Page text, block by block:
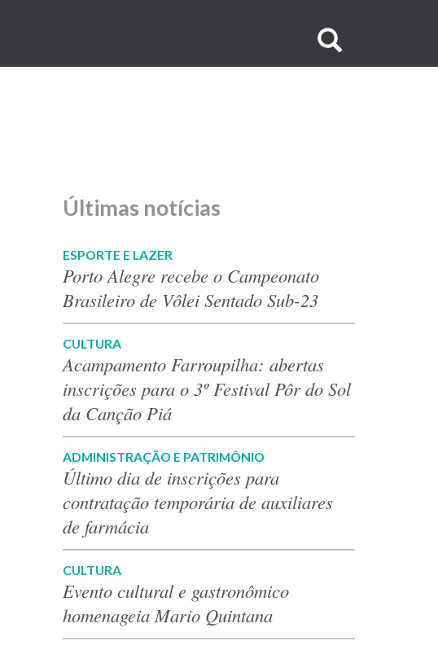
no
Últimas notícias
ESPORTE E LAZER
Porto Alegre recebe o Campeonato
Brasileiro de Vôlei Sentado Sub-23
CULTURA
Acampamento Farroupilha: abertas
inscrições para o 3º Festival Pôr do Sol
da Canção Piá
ADMINISTRAÇÃO E PATRIMÔNIO
Último dia de inscrições para
contratação temporária de auxiliares
de farmácia
CULTURA
Evento cultural e gastronômico
homenageia Mario Quintana